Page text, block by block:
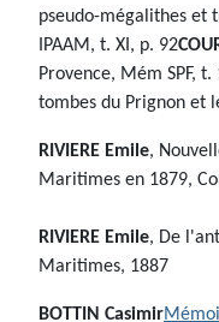
pseudo-mégalithes et
IPAAM, t. XI, p. 92
Provence, Mém SPF, t.
tombes du Prignon et
RIVIERE Emile,
Maritimes en 1879,
RIVIERE Emile, De
Maritimes, 1887
BOTTIN Casimir